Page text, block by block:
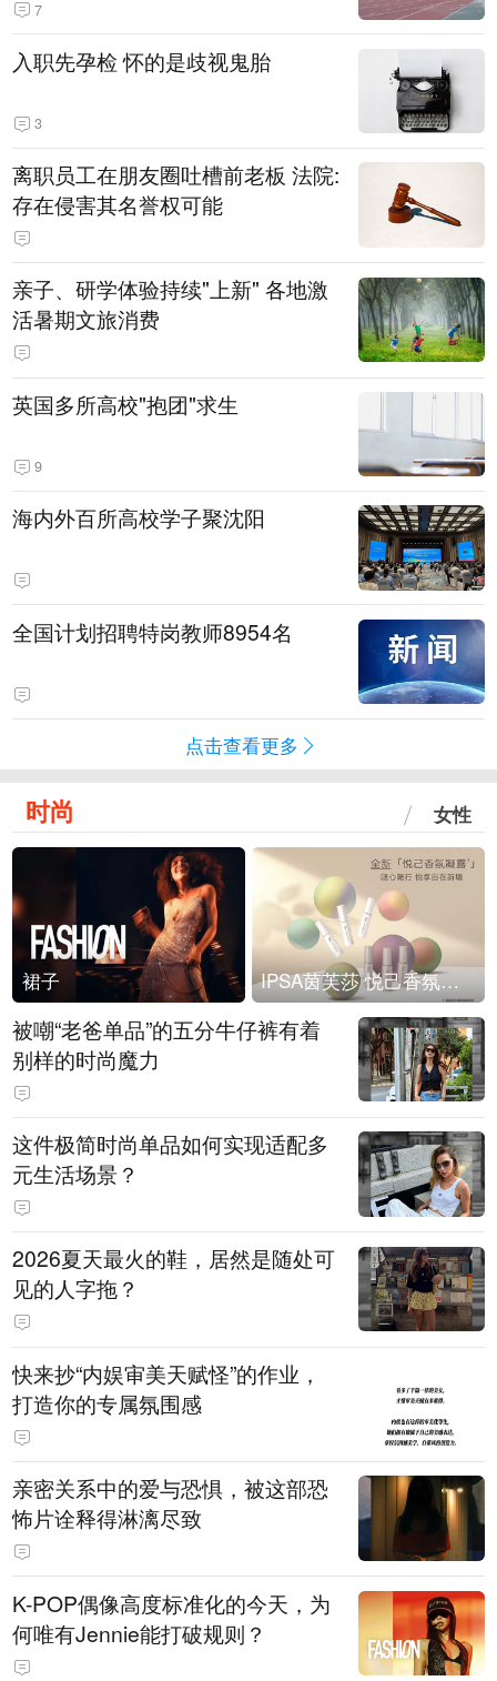
7
入职先孕检 怀的是歧视鬼胎
3
离职员工在朋友圈吐槽前老板 法院:
存在侵害其名誉权可能
亲子、研学体验持续"上新" 各地激
活暑期文旅消费
英国多所高校"抱团"求生
9
海内外百所高校学子聚沈阳
全国计划招聘特岗教师8954名
点击查看更多
时尚 女性
裙子 IPSA茵芙莎 悦己香氛凝露上市
被嘲“老爸单品”的五分牛仔裤有着
别样的时尚魔力
这件极简时尚单品如何实现适配多
元生活场景？
2026夏天最火的鞋，居然是随处可
见的人字拖？
快来抄“内娱审美天赋怪”的作业，
打造你的专属氛围感
亲密关系中的爱与恐惧，被这部恐
怖片诠释得淋漓尽致
K-POP偶像高度标准化的今天，为
何唯有Jennie能打破规则？